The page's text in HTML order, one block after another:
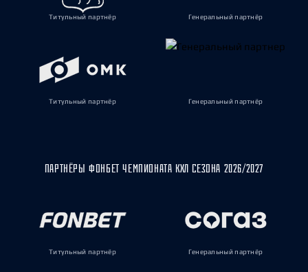
Титульный партнёр Генеральный партнёр
Титульный партнёр Генеральный партнёр
ПАРТНЁРЫ ФОНБЕТ ЧЕМПИОНАТА КХЛ СЕЗОНА 2026/2027
Титульный партнёр Генеральный партнёр